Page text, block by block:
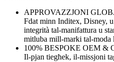
APPROVAZZJONI
Fdat minn Inditex, Disney,
integrità tal-manifattura u
mitluba mill-marki tal-moda
100% BESPOKE OEM &
Il-pjan tiegħek, il-missjoni